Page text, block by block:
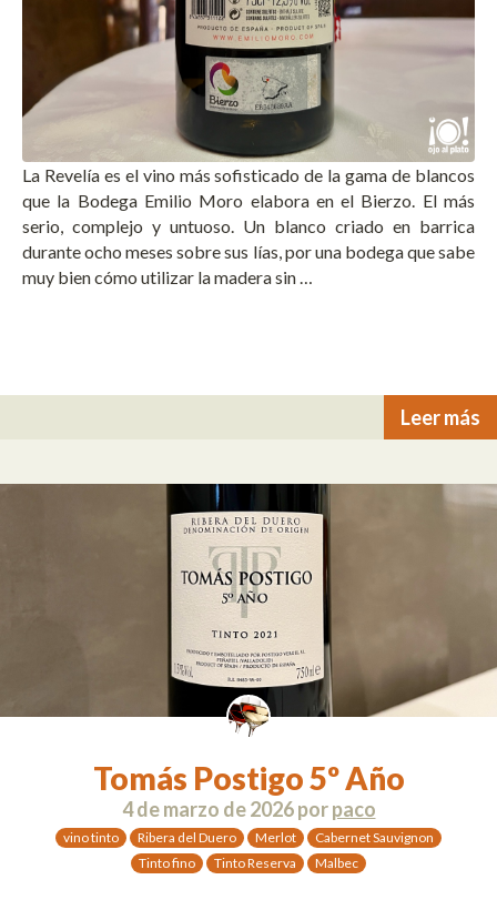
La Revelía es el vino más sofisticado de la gama de blancos
que la Bodega Emilio Moro elabora en el Bierzo. El más
serio, complejo y untuoso. Un blanco criado en barrica
durante ocho meses sobre sus lías, por una bodega que sabe
muy bien cómo utilizar la madera sin …
Leer más
Tomás Postigo 5º Año
4 de marzo de 2026porpaco
vino tinto Ribera del Duero Merlot
Cabernet Sauvignon
Tinto fino
Tinto Reserva Malbec